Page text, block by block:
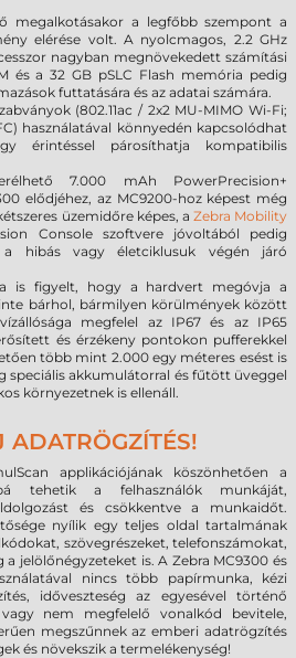
megalkotásakor a legfőbb szempont a
elérése volt. A nyolcmagos, 2.2 GHz
nagyban megnövekedett számítási
és a 32 GB pSLC Flash memória pedig
futtatására és az adatai számára.
(802.11ac / 2x2 MU-MIMO Wi-Fi;
használatával könnyedén kapcsolódhat
érintéssel párosíthatja kompatibilis
7.000 mAh PowerPrecision+
elődjéhez, az MC9200-hoz képest még
üzemidőre képes, a Zebra Mobility
Console szoftvere jóvoltából pedig
hibás vagy életciklusuk végén járó
is figyelt, hogy a hardvert megóvja a
bárhol, bármilyen körülmények között
megfelel az IP67 és az IP65
és érzékeny pontokon pufferekkel
több mint 2.000 egy méteres esést is
speciális akkumulátorral és fűtött üveggel
környezetnek is ellenáll.
applikációjának köszönhetően a
tehetik a felhasználók munkáját,
és csökkentve a munkaidőt.
nyílik egy teljes oldal tartalmának
szövegrészeket, telefonszámokat,
jelölőnégyzeteket is. A Zebra MC9300 és
nincs több papírmunka, kézi
időveszteség az egyesével történő
nem megfelelő vonalkód bevitele,
megszűnnek az emberi adatrögzítés
és növekszik a termelékenység!